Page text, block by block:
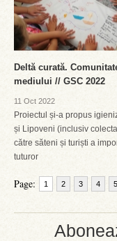
Deltă curată.
mediului // GSC 2022
11 Oct 2022
Proiectul și-a propus
și Lipoveni (inclusiv
către săteni și turiști a
tuturor
Page: 1 2 3 4 5